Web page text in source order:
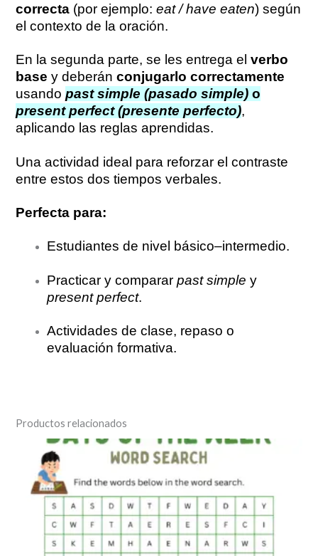
correcta (por ejemplo:eat / have eaten) según
el contexto de la oración.
En la segunda parte, se les entrega elverbo
base y deberánconjugarlo correctamente
usandopast simple (pasado simple) o
present perfect (presente perfecto),
aplicando las reglas aprendidas.
Una actividad ideal para reforzar el contraste
entre estos dos tiempos verbales.
Perfecta para:
Estudiantes de nivel básico–intermedio.
Practicar y compararpast simple y
present perfect.
Actividades de clase, repaso o
evaluación formativa.
Productos relacionados